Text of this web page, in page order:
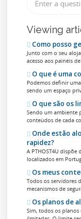
Viewing
Como posso
Junto com o seu
acesso aos painéis
O que é uma
Podemos definir
sendo um espaço
O que são os
Sendo um ambiente
conteúdos de cada
Onde estão
rapidez?
A PTHOST4U
localizados em
Os meus
Todos os servidores
mecanismos de
Os planos de
Sim, todos os